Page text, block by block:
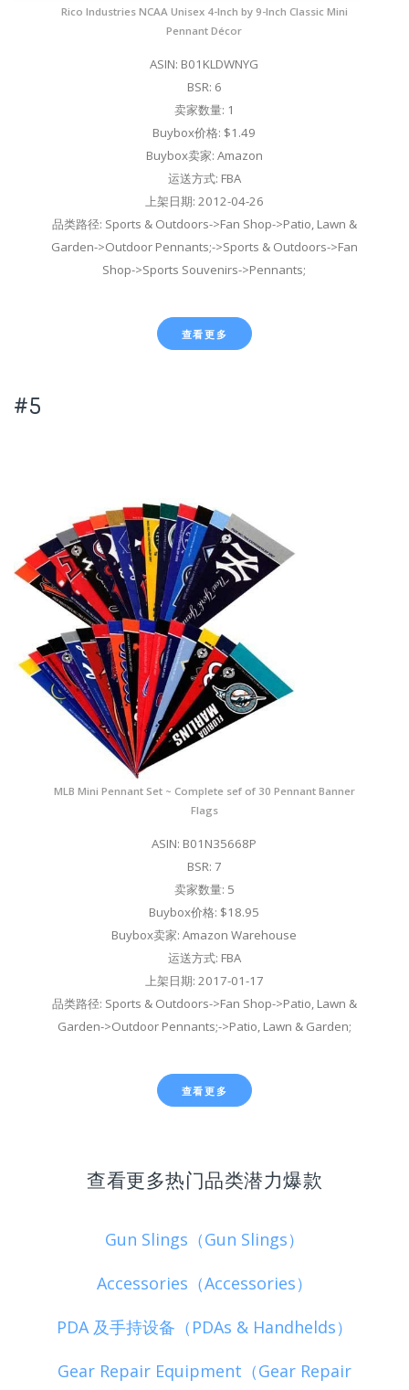
Rico Industries NCAA Unisex 4-Inch by 9-Inch Classic Mini
Pennant Décor
ASIN: B01KLDWNYG
BSR: 6
卖家数量: 1
Buybox价格: $1.49
Buybox卖家: Amazon
运送方式: FBA
上架日期: 2012-04-26
品类路径: Sports & Outdoors->Fan Shop->Patio, Lawn &
Garden->Outdoor Pennants;->Sports & Outdoors->Fan
Shop->Sports Souvenirs->Pennants;
查看更多
#5
MLB Mini Pennant Set ~ Complete sef of 30 Pennant Banner
Flags
ASIN: B01N35668P
BSR: 7
卖家数量: 5
Buybox价格: $18.95
Buybox卖家: Amazon Warehouse
运送方式: FBA
上架日期: 2017-01-17
品类路径: Sports & Outdoors->Fan Shop->Patio, Lawn &
Garden->Outdoor Pennants;->Patio, Lawn & Garden;
查看更多
查看更多热门品类潜力爆款
Gun Slings（Gun Slings）
Accessories（Accessories）
PDA 及手持设备（PDAs & Handhelds）
Gear Repair Equipment（Gear Repair